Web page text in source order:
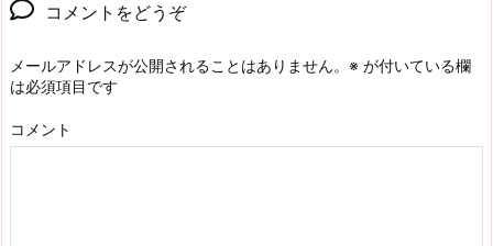
コメントをどうぞ
メールアドレスが公開されることはありません。 ※ が付いている欄
は必須項目です
コメント